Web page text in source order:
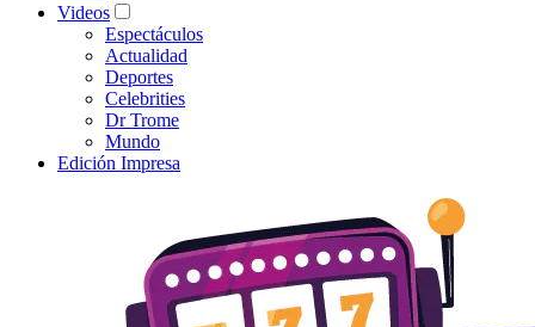
Videos
Espectáculos
Actualidad
Deportes
Celebrities
Dr Trome
Mundo
Edición Impresa